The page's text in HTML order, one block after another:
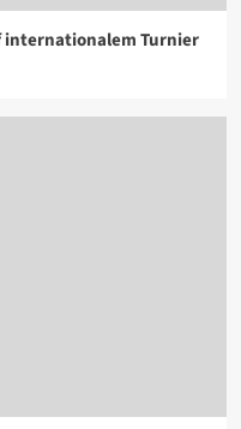
Turnier